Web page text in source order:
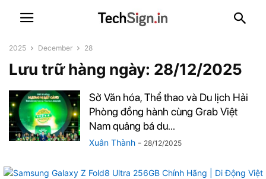
2025 December 28
Lưu trữ hàng ngày: 28/12/2025
Sở Văn hóa, Thể thao và Du lịch Hải
Phòng đồng hành cùng Grab Việt
Nam quảng bá du...
Xuân Thành - 28/12/2025